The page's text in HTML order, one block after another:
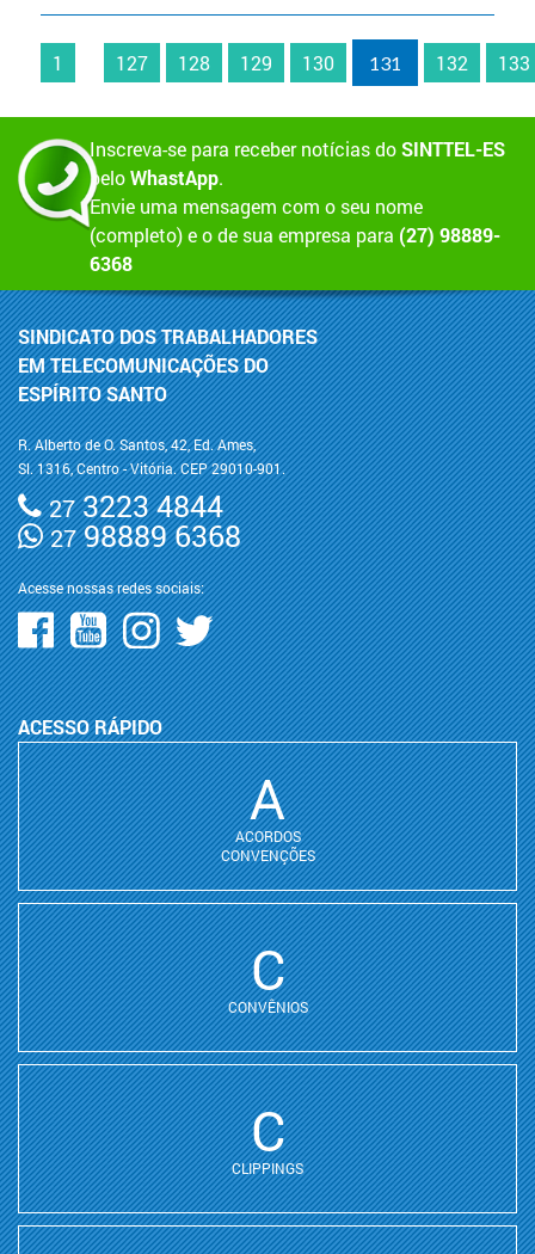
1 127 128 129 130 131 132 133
Inscreva-se para receber notícias doSINTTEL-ES
peloWhastApp.
Envie uma mensagem com o seu nome
(completo) e o de sua empresa para (27) 98889-
6368
SINDICATO DOS TRABALHADORES
EM TELECOMUNICAÇÕES DO
ESPÍRITO SANTO
R. Alberto de O. Santos, 42, Ed. Ames,
Sl. 1316, Centro - Vitória. CEP 29010-901.
273223 4844
2798889 6368
Acesse nossas redes sociais:
ACESSO RÁPIDO
A
ACORDOS
CONVENÇÕES
C
CONVÊNIOS
C
CLIPPINGS